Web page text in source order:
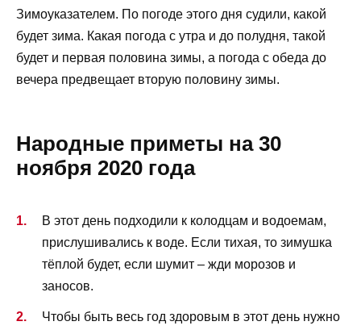
Зимоуказателем. По погоде этого дня судили, какой
будет зима. Какая погода с утра и до полудня, такой
будет и первая половина зимы, а погода с обеда до
вечера предвещает вторую половину зимы.
Народные приметы на 30
ноября 2020 года
В этот день подходили к колодцам и водоемам,
прислушивались к воде. Если тихая, то зимушка
тёплой будет, если шумит – жди морозов и
заносов.
Чтобы быть весь год здоровым в этот день нужно